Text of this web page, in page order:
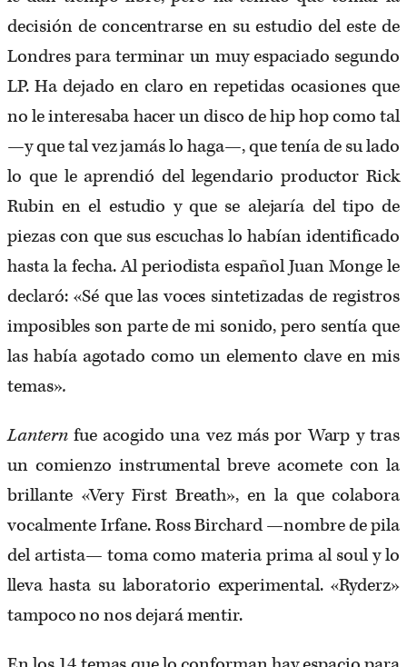
decisión de concentrarse en su estudio del este de
Londres para terminar un muy espaciado segundo
LP. Ha dejado en claro en repetidas ocasiones que
no le interesaba hacer un disco de hip hop como tal
—y que tal vez jamás lo haga—, que tenía de su lado
lo que le aprendió del legendario productor Rick
Rubin en el estudio y que se alejaría del tipo de
piezas con que sus escuchas lo habían identificado
hasta la fecha. Al periodista español Juan Monge le
declaró: «Sé que las voces sintetizadas de registros
imposibles son parte de mi sonido, pero sentía que
las había agotado como un elemento clave en mis
temas».
Lanternfue acogido una vez más por Warp y tras
un comienzo instrumental breve acomete con la
brillante «Very First Breath», en la que colabora
vocalmente Irfane. Ross Birchard —nombre de pila
del artista— toma como materia prima al soul y lo
lleva hasta su laboratorio experimental. «Ryderz»
tampoco no nos dejará mentir.